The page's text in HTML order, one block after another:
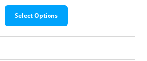
Select Options
Dit